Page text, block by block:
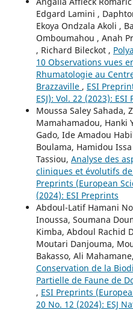
Edgard Lamini ,
Ekoya Ondzala Akoli ,
Omboumahou , Anah
, Richard Bileckot ,
10 Observations vues
Rhumatologie au
Brazzaville , ESI
ESJ): Vol. 22 (2023):
Moussa Saley Sahada,
Mamahamadou, Hanki
Gado, Ide Amadou
Boulama, Hamidou
Tassiou, Analyse des
cliniques et évolutifs
Preprints (European
(2024): ESI Preprints
Abdoul-Latif Hamani
Inoussa, Soumana
Kimba, Abdoul Rachid
Moutari Danjouma,
Bakasso, Ali Mahamane,
Conservation de la
Partielle de Faune de
, ESI Preprints
20 No. 12 (2024): ESJ